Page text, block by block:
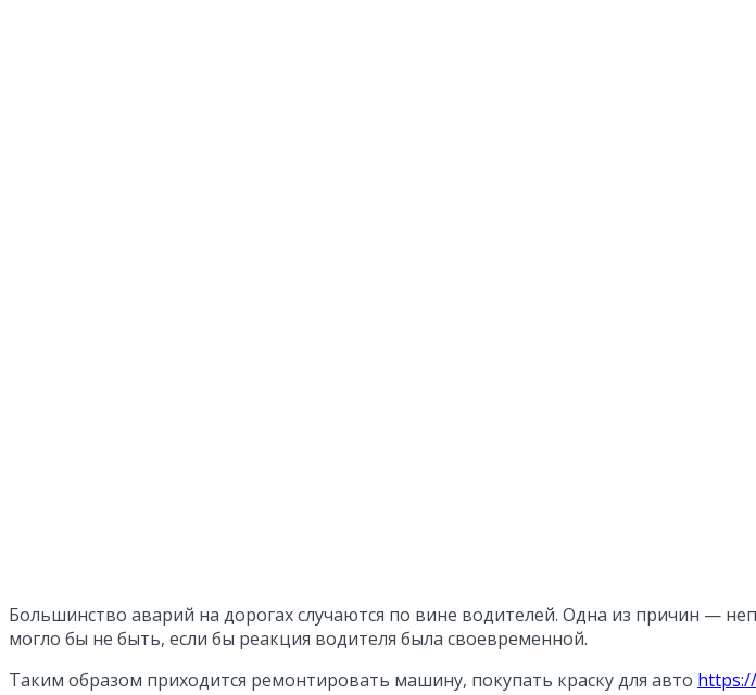
Большинство аварий на дорогах случаются по вине водителей. Одна из причин —
могло бы не быть, если бы реакция водителя была своевременной.
Таким образом приходится ремонтировать машину, покупать краску для авто